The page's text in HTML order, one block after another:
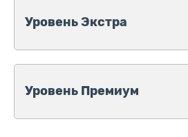
Уровень Экстра
Уровень Премиум